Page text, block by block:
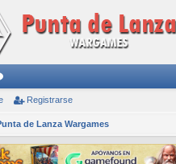
Registrarse
de Lanza Wargames